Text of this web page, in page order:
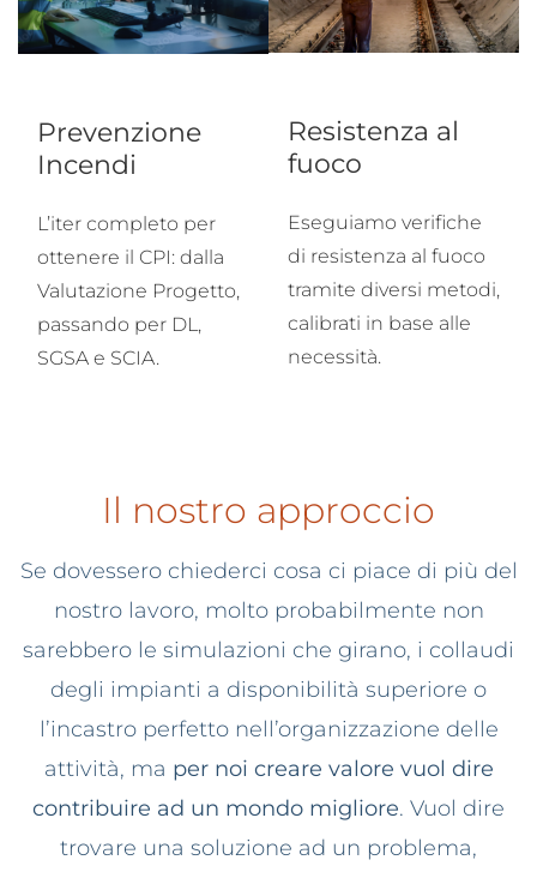
Prevenzione
Incendi
L’iter completo per
ottenere il CPI: dalla
Valutazione Progetto,
passando per DL,
SGSA e SCIA.
Resistenza al
fuoco
Eseguiamo verifiche
di resistenza al fuoco
tramite diversi metodi,
calibrati in base alle
necessità.
Il nostro approccio
Se dovessero chiederci cosa ci piace di più del
nostro lavoro, molto probabilmente non
sarebbero le simulazioni che girano, i collaudi
degli impianti a disponibilità superiore o
l’incastro perfetto nell’organizzazione delle
attività, ma per noi creare valore vuol dire
contribuire ad un mondo migliore. Vuol dire
trovare una soluzione ad un problema,